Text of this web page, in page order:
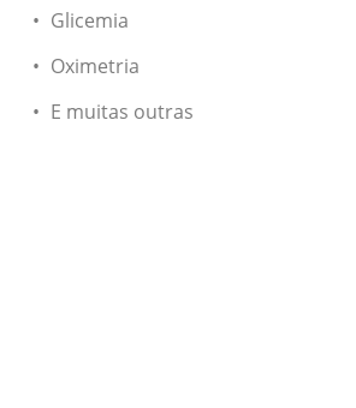
Glicemia
Oximetria
E muitas outras